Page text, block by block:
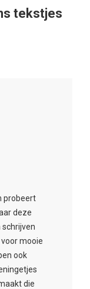
tekstjes
probeert
deze
schrijven
mooie
ook
die